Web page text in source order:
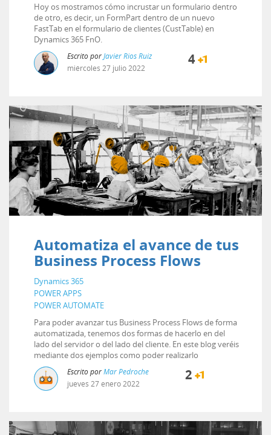
Hoy os mostramos cómo incrustar un formulario dentro
de otro, es decir, un FormPart dentro de un nuevo
FastTab en el formulario de clientes (CustTable) en
Dynamics 365 FnO.
Escrito porJavier Rios Ruiz
miércoles 27 julio2022
4
Automatiza el avance de tus
Business Process Flows
Dynamics 365
POWER APPS
POWER AUTOMATE
Para poder avanzar tus Business Process Flows de forma
automatizada, tenemos dos formas de hacerlo en del
lado del servidor o del lado del cliente. En este blog veréis
mediante dos ejemplos como poder realizarlo
Escrito porMar Pedroche
jueves 27enero2022
2